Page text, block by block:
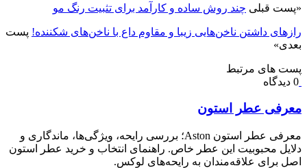
«پست قبلی چند روش ساده و کارآمد برای تثبیت رنگ مو
رازهای داشتن ناخن‌هایی زیبا و مقاوم داع با ناخن‌های شکننده! پست
بعدی»
پست های مرتبط
0 دیدگاه
معرفی عطر استون
معرفی عطر استون Aston؛ بررسی رایحه، ویژگی‌ها، ماندگاری و
دلایل محبوبیت این عطر خاص. راهنمای انتخاب و خرید عطر استون
اصل برای علاقه‌مندان به رایحه‌های لوکس.